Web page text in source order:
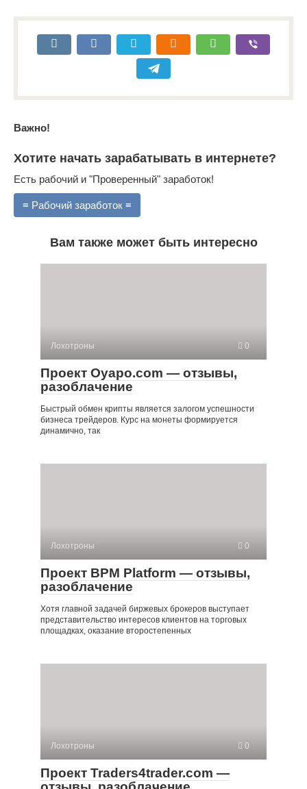
Важно!
Хотите начать зарабатывать в интернете?
Есть рабочий и "Проверенный" заработок!
≡ Рабочий заработок ≡
Вам также может быть интересно
Лохотроны 0
Проект Oyapo.com — отзывы,
разоблачение
Быстрый обмен крипты является залогом успешности
бизнеса трейдеров. Курс на монеты формируется
динамично, так
Лохотроны 0
Проект BPM Platform — отзывы,
разоблачение
Хотя главной задачей биржевых брокеров выступает
представительство интересов клиентов на торговых
площадках, оказание второстепенных
Лохотроны 0
Проект Traders4trader.com —